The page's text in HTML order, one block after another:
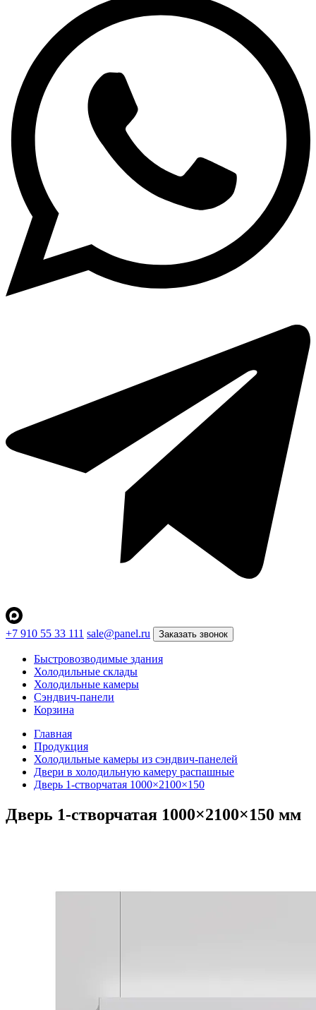
+7 910 55 33 111 sale@panel.ru Заказать звонок
Быстровозводимые здания
Холодильные склады
Холодильные камеры
Сэндвич-панели
Корзина
Главная
Продукция
Холодильные камеры из сэндвич-панелей
Двери в холодильную камеру распашные
Дверь 1-створчатая 1000×2100×150
Дверь 1-створчатая 1000×2100×150 мм